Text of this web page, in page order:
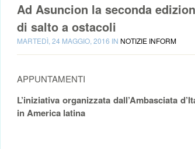
Ad Asuncion la seconda
di salto a ostacoli
MARTEDÌ, 24 MAGGIO, 2016 IN NOTIZIE INFORM
APPUNTAMENTI
L’iniziativa organizzata dall’Ambasciata
in America latina